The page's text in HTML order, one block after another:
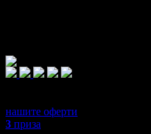
нашите оферти
3 приза